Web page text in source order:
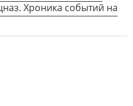
Хроника событий на